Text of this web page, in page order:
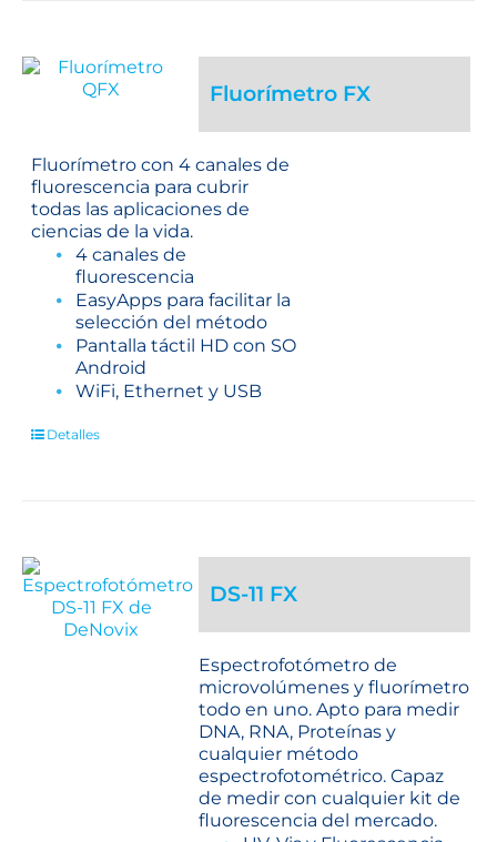
Fluorímetro FX
Fluorímetro con 4 canales de
fluorescencia para cubrir
todas las aplicaciones de
ciencias de la vida.
4 canales de
fluorescencia
EasyApps para facilitar la
selección del método
Pantalla táctil HD con SO
Android
WiFi, Ethernet y USB
Detalles
DS-11 FX
Espectrofotómetro de
microvolúmenes y fluorímetro
todo en uno. Apto para medir
DNA, RNA, Proteínas y
cualquier método
espectrofotométrico. Capaz
de medir con cualquier kit de
fluorescencia del mercado.